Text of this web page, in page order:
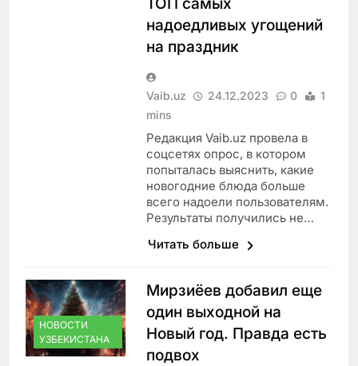
ТОП самых
надоедливых угощений
на праздник
Vaib.uz 24.12.2023 0
1
mins
Редакция Vaib.uz провела в
соцсетях опрос, в котором
попыталась выяснить, какие
новогодние блюда больше
всего надоели пользователям.
Результаты получились не…
Читать больше
НОВОСТИ
УЗБЕКИСТАНА
Мирзиёев добавил еще
один выходной на
Новый год. Правда есть
подвох